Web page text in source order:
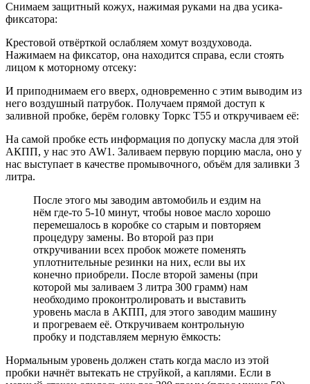
Снимаем защитный кожух, нажимая руками на два усика-
фиксатора:
Крестовой отвёрткой ослабляем хомут воздуховода.
Нажимаем на фиксатор, она находится справа, если стоять
лицом к моторному отсеку:
И приподнимаем его вверх, одновременно с этим выводим из
него воздушный патрубок. Получаем прямой доступ к
заливной пробке, берём головку Торкс Т55 и откручиваем её:
На самой пробке есть информация по допуску масла для этой
АКПП, у нас это AW1. Заливаем первую порцию масла, оно у
нас выступает в качестве промывочного, объём для заливки 3
литра.
После этого мы заводим автомобиль и ездим на
нём где-то 5-10 минут, чтобы новое масло хорошо
перемешалось в коробке со старым и повторяем
процедуру замены. Во второй раз при
откручивании всех пробок можете поменять
уплотнительные резинки на них, если вы их
конечно приобрели. После второй замены (при
которой мы заливаем 3 литра 300 грамм) нам
необходимо проконтролировать и выставить
уровень масла в АКПП, для этого заводим машину
и прогреваем её. Откручиваем контрольную
пробку и подставляем мерную ёмкость:
Нормальным уровень должен стать когда масло из этой
пробки начнёт вытекать не струйкой, а каплями. Если в